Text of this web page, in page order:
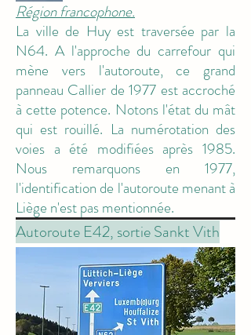
Région francophone.
La ville de Huy est traversée par la
N64. A l'approche du carrefour qui
mène vers l'autoroute, ce grand
panneau Callier de 1977 est accroché
à cette potence. Notons l'état du mât
qui est rouillé. La numérotation des
voies a été modifiées après 1985.
Nous remarquons en 1977,
l'identification de l'autoroute menant à
Liège n'est pas mentionnée.
Autoroute E42, sortie Sankt Vith